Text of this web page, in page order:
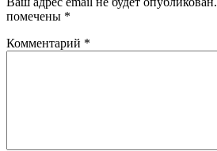
помечены *
Комментарий *